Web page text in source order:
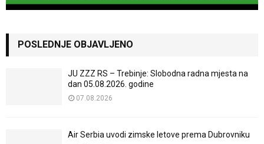
POSLEDNJE OBJAVLJENO
JU ZZZ RS – Trebinje: Slobodna radna mjesta na
dan 05.08.2026. godine
07.08.2026
Air Serbia uvodi zimske letove prema Dubrovniku